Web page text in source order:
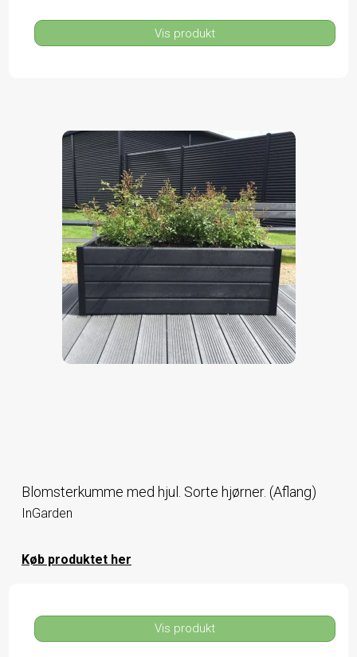
Vis produkt
Blomsterkumme med hjul. Sorte hjørner. (Aflang)
InGarden
Køb produktet her
Vis produkt